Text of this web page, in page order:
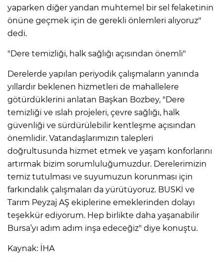
yaparken diğer yandan muhtemel bir sel felaketinin
önüne geçmek için de gerekli önlemleri alıyoruz"
dedi.
"Dere temizliği, halk sağlığı açısından önemli"
Derelerde yapılan periyodik çalışmaların yanında
yıllardır beklenen hizmetleri de mahallelere
götürdüklerini anlatan Başkan Bozbey, "Dere
temizliği ve ıslah projeleri, çevre sağlığı, halk
güvenliği ve sürdürülebilir kentleşme açısından
önemlidir. Vatandaşlarımızın talepleri
doğrultusunda hizmet etmek ve yaşam konforlarını
artırmak bizim sorumluluğumuzdur. Derelerimizin
temiz tutulması ve suyumuzun korunması için
farkındalık çalışmaları da yürütüyoruz. BUSKİ ve
Tarım Peyzaj AŞ ekiplerine emeklerinden dolayı
teşekkür ediyorum. Hep birlikte daha yaşanabilir
Bursa’yı adım adım inşa edeceğiz" diye konuştu.
Kaynak: İHA